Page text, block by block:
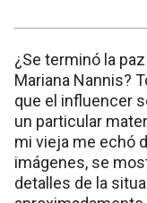
¿Se terminó la
Mariana Nannis?
que el influencer
un particular
mi vieja me echó
imágenes, se
detalles de la